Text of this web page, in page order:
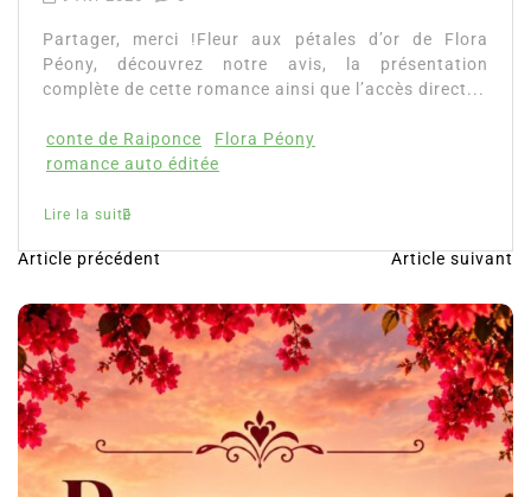
N
a
v
i
g
a
Article précédent Article suivant